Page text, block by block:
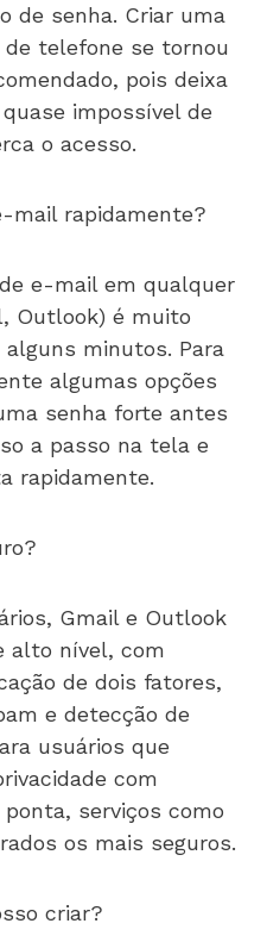
de senha. Criar uma
telefone se tornou
pois deixa
impossível de
o acesso.
mail rapidamente?
e-mail em qualquer
Outlook) é muito
alguns minutos. Para
algumas opções
senha forte antes
a passo na tela e
rapidamente.
Gmail e Outlook
alto nível, com
de dois fatores,
e detecção de
usuários que
com
serviços como
os mais seguros.
criar?